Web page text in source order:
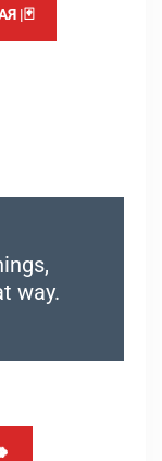
|🃏
way.